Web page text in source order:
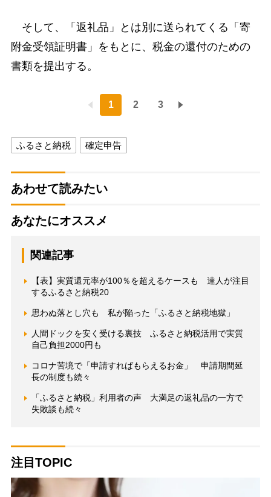
そして、「返礼品」とは別に送られてくる「寄
附金受領証明書」をもとに、税金の還付のための
書類を提出する。
1 2 3
ふるさと納税 確定申告
あわせて読みたい
あなたにオススメ
関連記事
【表】実質還元率が100％を超えるケースも 達人が注目
するふるさと納税20
思わぬ落とし穴も 私が陥った「ふるさと納税地獄」
人間ドックを安く受ける裏技 ふるさと納税活用で実質
自己負担2000円も
コロナ苦境で「申請すればもらえるお金」 申請期間延
長の制度も続々
「ふるさと納税」利用者の声 大満足の返礼品の一方で
失敗談も続々
注目TOPIC